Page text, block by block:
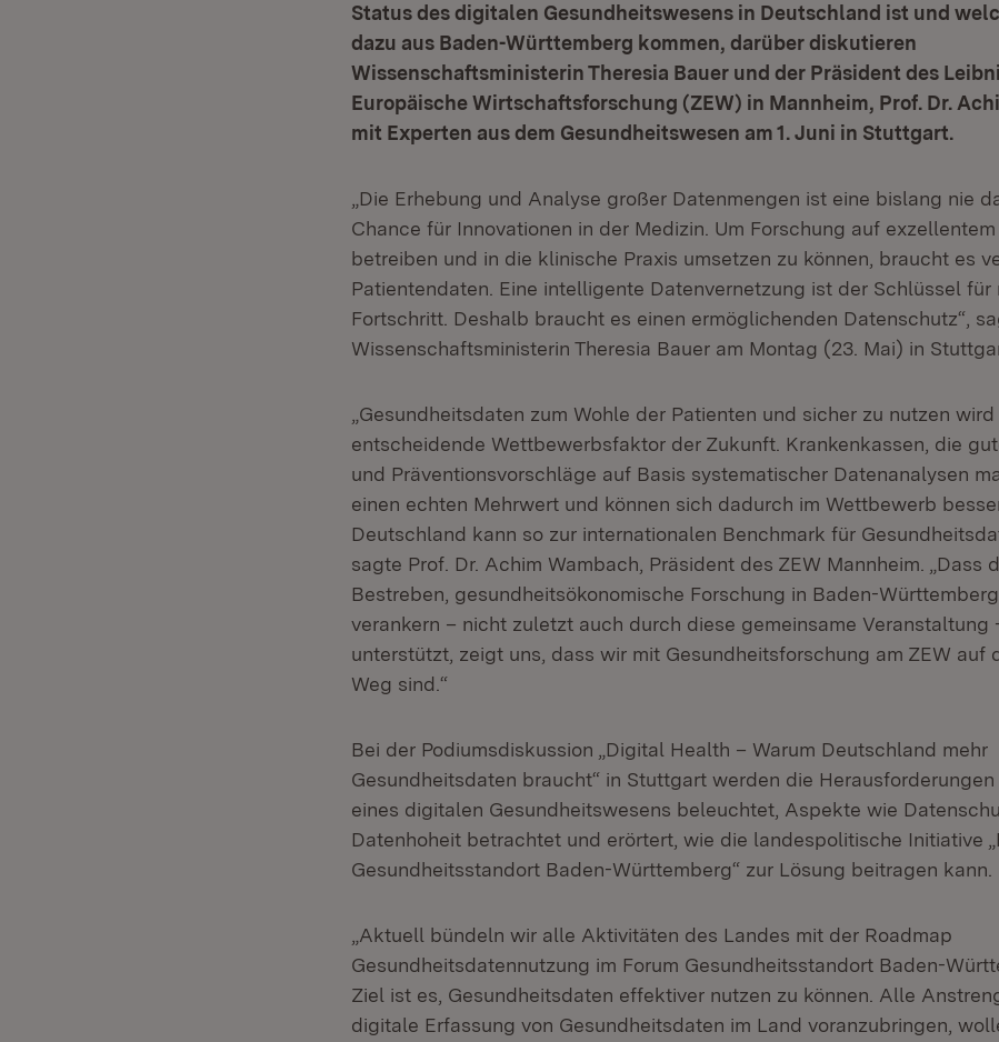
Status des digitalen Gesundheitswesens in Deutschland ist und
dazu aus Baden-Württemberg kommen, darüber diskutieren
Wissenschaftsministerin Theresia Bauer und der Präsident des
Europäische Wirtschaftsforschung (ZEW) in Mannheim, Prof. Dr.
mit Experten aus dem Gesundheitswesen am 1. Juni in Stuttgart.
„Die Erhebung und Analyse großer Datenmengen ist eine bislang nie
Chance für Innovationen in der Medizin. Um Forschung auf
betreiben und in die klinische Praxis umsetzen zu können, braucht es
Patientendaten. Eine intelligente Datenvernetzung ist der Schlüssel für
Fortschritt. Deshalb braucht es einen ermöglichenden Datenschutz“,
Wissenschaftsministerin Theresia Bauer am Montag (23. Mai) in
„Gesundheitsdaten zum Wohle der Patienten und sicher zu nutzen
entscheidende Wettbewerbsfaktor der Zukunft. Krankenkassen, die
und Präventionsvorschläge auf Basis systematischer Datenanalysen
einen echten Mehrwert und können sich dadurch im Wettbewerb
Deutschland kann so zur internationalen Benchmark für
sagte Prof. Dr. Achim Wambach, Präsident des ZEW Mannheim. „Dass
Bestreben, gesundheitsökonomische Forschung in Baden-
verankern – nicht zuletzt auch durch diese gemeinsame Veranstaltung
unterstützt, zeigt uns, dass wir mit Gesundheitsforschung am ZEW auf
Weg sind.“
Bei der Podiumsdiskussion „Digital Health – Warum Deutschland mehr
Gesundheitsdaten braucht“ in Stuttgart werden die
eines digitalen Gesundheitswesens beleuchtet, Aspekte wie
Datenhoheit betrachtet und erörtert, wie die landespolitische Initiative
Gesundheitsstandort Baden-Württemberg“ zur Lösung beitragen kann.
„Aktuell bündeln wir alle Aktivitäten des Landes mit der Roadmap
Gesundheitsdatennutzung im Forum Gesundheitsstandort Baden-
Ziel ist es, Gesundheitsdaten effektiver nutzen zu können. Alle
digitale Erfassung von Gesundheitsdaten im Land voranzubringen,